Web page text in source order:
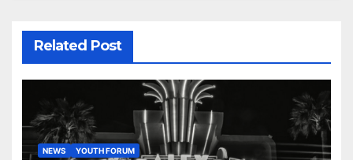
Related Post
NEWS YOUTH FORUM